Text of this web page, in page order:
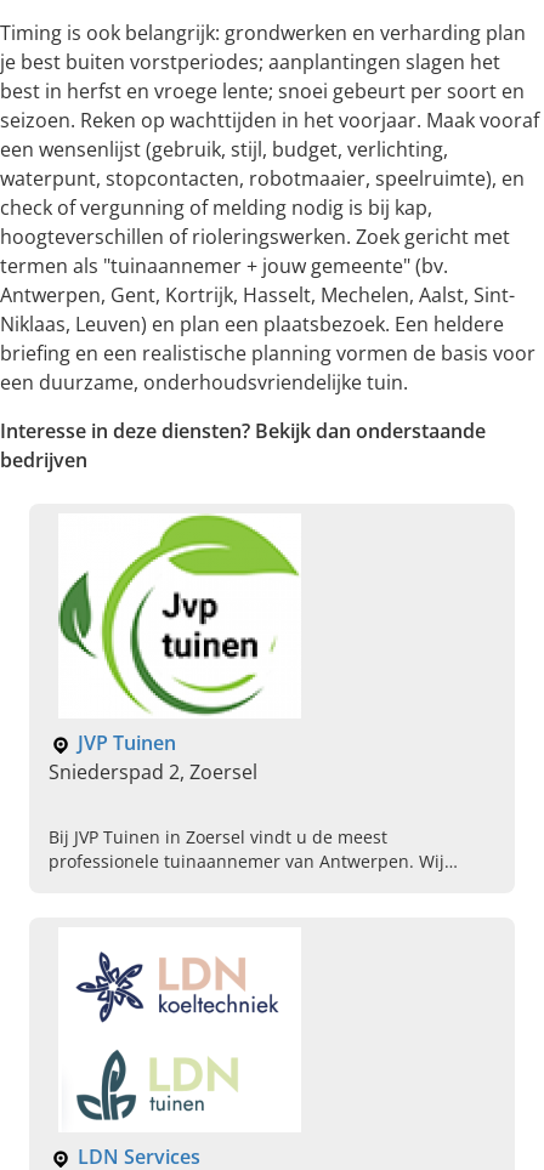
Timing is ook belangrijk: grondwerken en verharding plan
je best buiten vorstperiodes; aanplantingen slagen het
best in herfst en vroege lente; snoei gebeurt per soort en
seizoen. Reken op wachttijden in het voorjaar. Maak vooraf
een wensenlijst (gebruik, stijl, budget, verlichting,
waterpunt, stopcontacten, robotmaaier, speelruimte), en
check of vergunning of melding nodig is bij kap,
hoogteverschillen of rioleringswerken. Zoek gericht met
termen als "tuinaannemer + jouw gemeente" (bv.
Antwerpen, Gent, Kortrijk, Hasselt, Mechelen, Aalst, Sint-
Niklaas, Leuven) en plan een plaatsbezoek. Een heldere
briefing en een realistische planning vormen de basis voor
een duurzame, onderhoudsvriendelijke tuin.
Interesse in deze diensten? Bekijk dan onderstaande
bedrijven
JVP Tuinen
Sniederspad 2, Zoersel
Bij JVP Tuinen in Zoersel vindt u de meest
professionele tuinaannemer van Antwerpen. Wij
LDN Services